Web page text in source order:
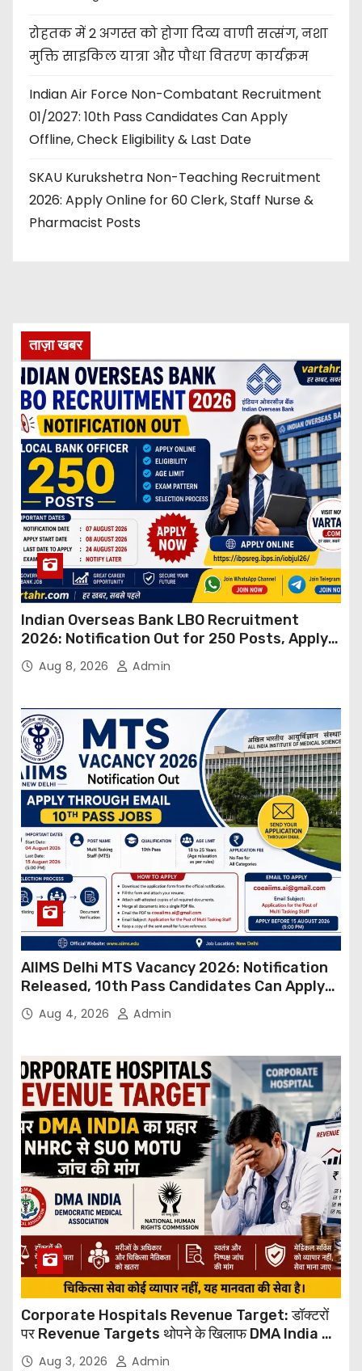
रोहतक में 2 अगस्त को होगा दिव्य वाणी सत्संग, नशा
मुक्ति साइकिल यात्रा और पौधा वितरण कार्यक्रम
Indian Air Force Non-Combatant Recruitment
01/2027: 10th Pass Candidates Can Apply
Offline, Check Eligibility & Last Date
SKAU Kurukshetra Non-Teaching Recruitment
2026: Apply Online for 60 Clerk, Staff Nurse &
Pharmacist Posts
ताज़ा खबर
Indian Overseas Bank LBO Recruitment
2026: Notification Out for 250 Posts, Apply
OnlineAug 8, 2026 Admin
AIIMS Delhi MTS Vacancy 2026: Notification
Released, 10th Pass Candidates Can Apply
Through Email
Aug 4, 2026 Admin
Corporate Hospitals Revenue Target: डॉक्टरों
पर Revenue Targets थोपने के खिलाफ DMA India का
बड़ा कदम, NHRC से Suo Motu जांच की मांग
Aug 3, 2026 Admin